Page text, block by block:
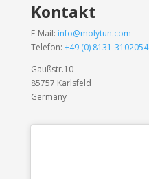
Kontakt
E-Mail: info@molytun.com
Telefon: +49 (0) 8131-3102054
Gaußstr.10
85757 Karlsfeld
Germany